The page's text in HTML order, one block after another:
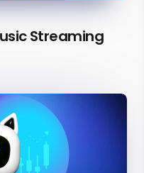
Streaming